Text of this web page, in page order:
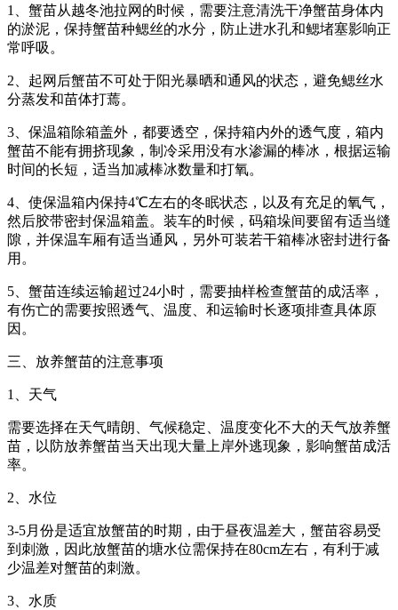
1、蟹苗从越冬池拉网的时候，需要注意清洗干净蟹苗身体内
的淤泥，保持蟹苗种鳃丝的水分，防止进水孔和鳃堵塞影响正
常呼吸。
2、起网后蟹苗不可处于阳光暴晒和通风的状态，避免鳃丝水
分蒸发和苗体打蔫。
3、保温箱除箱盖外，都要透空，保持箱内外的透气度，箱内
蟹苗不能有拥挤现象，制冷采用没有水渗漏的棒冰，根据运输
时间的长短，适当加减棒冰数量和打氧。
4、使保温箱内保持4℃左右的冬眠状态，以及有充足的氧气，
然后胶带密封保温箱盖。装车的时候，码箱垛间要留有适当缝
隙，并保温车厢有适当通风，另外可装若干箱棒冰密封进行备
用。
5、蟹苗连续运输超过24小时，需要抽样检查蟹苗的成活率，
有伤亡的需要按照透气、温度、和运输时长逐项排查具体原
因。
三、放养蟹苗的注意事项
1、天气
需要选择在天气晴朗、气候稳定、温度变化不大的天气放养蟹
苗，以防放养蟹苗当天出现大量上岸外逃现象，影响蟹苗成活
率。
2、水位
3-5月份是适宜放蟹苗的时期，由于昼夜温差大，蟹苗容易受
到刺激，因此放蟹苗的塘水位需保持在80cm左右，有利于减
少温差对蟹苗的刺激。
3、水质